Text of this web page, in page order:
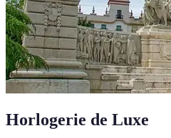
Horlogerie de Luxe